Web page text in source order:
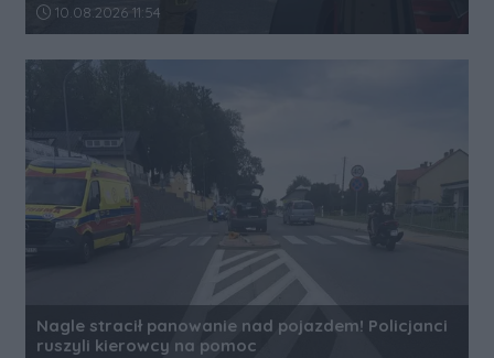
Data dodania artykułu:
10.08.2026 11:54
Nagle stracił panowanie nad pojazdem! Policjanci
ruszyli kierowcy na pomoc